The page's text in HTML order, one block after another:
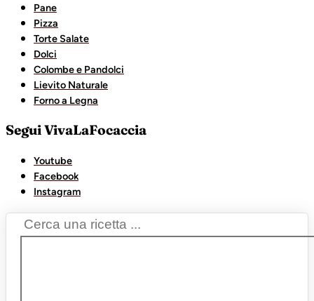
Pane
Pizza
Torte Salate
Dolci
Colombe e Pandolci
Lievito Naturale
Forno a Legna
Segui VivaLaFocaccia
Youtube
Facebook
Instagram
Search
...